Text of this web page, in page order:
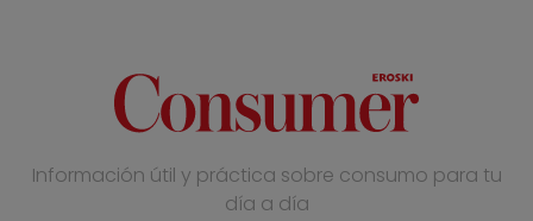
Información útil y práctica sobre consumo para tu
día a día